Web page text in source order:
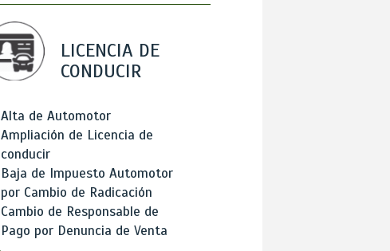
LICENCIA DE
CONDUCIR
Alta de Automotor
Ampliación de Licencia de
conducir
Baja de Impuesto Automotor
por Cambio de Radicación
Cambio de Responsable de
Pago por Denuncia de Venta